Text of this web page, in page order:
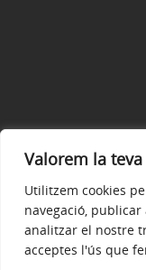
Valorem la
Utilitzem cookies
navegació,
analitzar el nostre
acceptes l'ús que
Avís legal